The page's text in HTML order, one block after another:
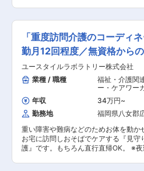
活のお手伝いなどもございます。 ・生活介助：
家事援助（洗濯、掃除、料理） ・身体
床・就寝・入浴・食事の介助 ・外出
・介護記録の記入 など ※詳細は面
えします 介護スタッフのフォローなどサービス提
供責任者としての業務もございます。 ◎働いてい
る人のほとんどが無資格・未経験から
ト！！研修や仕事を覚えるまでは先輩
同行するので安心！ ■━━━ 1日のスケジュール
例 ━━━□ 【日勤】 ◇9:00～／サービス開始 ・
ベットから車いすへの移乗 ・お食事
援助など ◇13:00～／サービス記録、終了 ＜休
憩・次の利用者宅へ移動＞ ◇14:00～／利用者宅
到着・サービス開始 ◇18:00～／サー
終了 ・直行直帰OK 【夜勤】 ◇22:00～／サービ
ス開始 ・就寝前後の身支度ケア(歯
「重度訪問介護のコーディ
勤月12回程度／無資格から
ユースタイルラボラトリー株式会社
業種 / 職種
福祉・介護関
ー・ケアワー
年収
34万円~
勤務地
福岡県八女郡
重い障害や難病などのためお体を動か
お宅に訪問しおそばでケアする『見守
護』です。もちろん直行直帰OK。 ※